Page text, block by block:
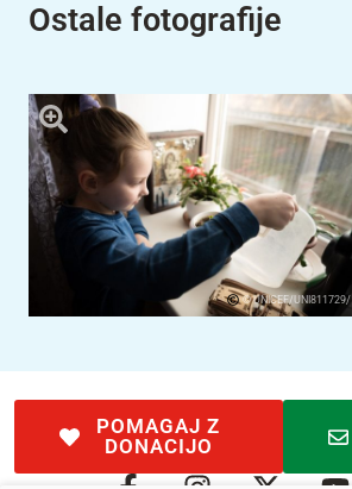
Ostale fotografije
© UNICEF/UNI811729/
POMAGAJ Z
DONACIJO